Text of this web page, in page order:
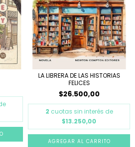
LA LIBRERA DE LAS HISTORIAS
FELICES
$26.500,00
2 cuotas sin interés de
$13.250,00